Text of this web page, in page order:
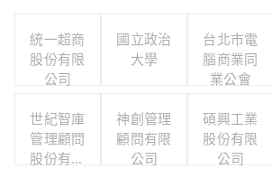
統一超商
股份有限
公司
國立政治
大學
台北市電
腦商業同
業公會
世紀智庫
管理顧問
股份有限
神創管理
顧問有限
公司
碩興工業
股份有限
公司